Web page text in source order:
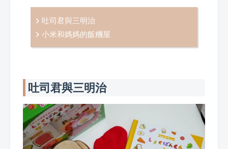
吐司君與三明治
小米和媽媽的飯糰屋
吐司君與三明治